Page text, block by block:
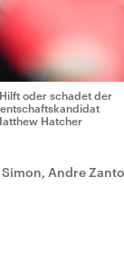
oder schadet der
Hatcher
Andre